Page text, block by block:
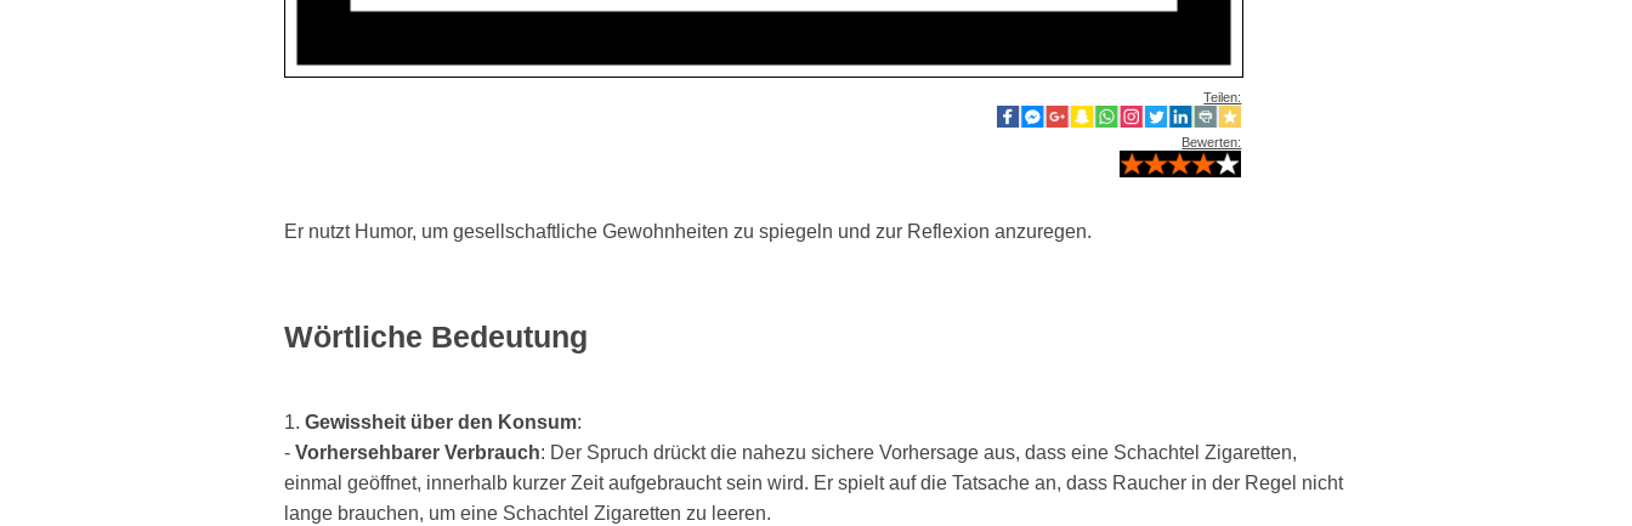
Teilen:
Bewerten:
Er nutzt Humor, um gesellschaftliche Gewohnheiten zu spiegeln und zur Reflexion anzuregen.
Wörtliche Bedeutung
1. Gewissheit über den Konsum:
- Vorhersehbarer Verbrauch: Der Spruch drückt die nahezu sichere Vorhersage aus, dass eine Schachtel Zigaretten,
einmal geöffnet, innerhalb kurzer Zeit aufgebraucht sein wird. Er spielt auf die Tatsache an, dass Raucher in der Regel nicht
lange brauchen, um eine Schachtel Zigaretten zu leeren.